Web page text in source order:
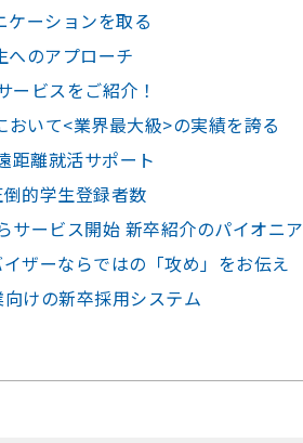
ーションを取る
へのアプローチ
ービスをご紹介！
いて<業界最大級>の実績を誇る
距離就活サポート
的学生登録者数
サービス開始 新卒紹介のパイオニア
ザーならではの「攻め」をお伝え
けの新卒採用システム